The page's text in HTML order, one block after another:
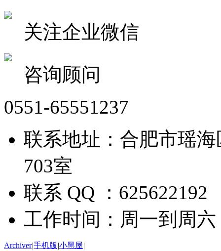
关注企业微信
咨询顾问
0551-65551237
联系地址：合肥市瑶
703室
联系 QQ ：
工作时间：周一到周六
Archiver|手机版 |小黑屋|